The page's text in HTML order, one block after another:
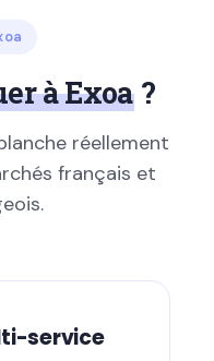
à Exoa ?
réellement
français et
service